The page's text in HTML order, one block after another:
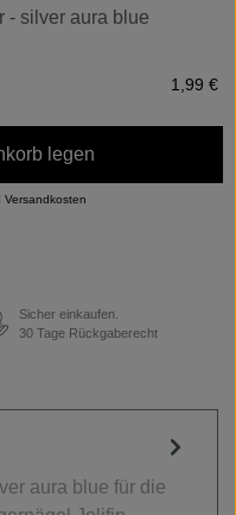
- silver aura blue
1,99 €
legen
Versandkosten
Sicher einkaufen.
30 Tage Rückgaberecht
aura blue für die